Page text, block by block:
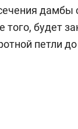
дамбы
будет
петли